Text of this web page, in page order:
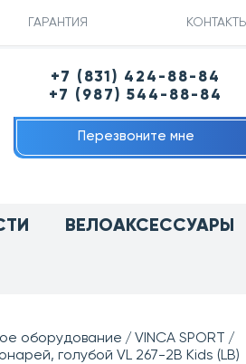
ГАРАНТИЯ КОНТАКТЫ
+7 (831) 424-88-84
+7 (987) 544-88-84
Перезвоните мне
ВЕЛОАКСЕССУАРЫ
оборудование
VINCA SPORT
голубой VL 267-2B Kids (LB)